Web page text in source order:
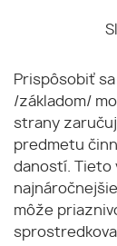
Prispôsobiť
/základom/
strany
predmetu
daností. Tieto
môže